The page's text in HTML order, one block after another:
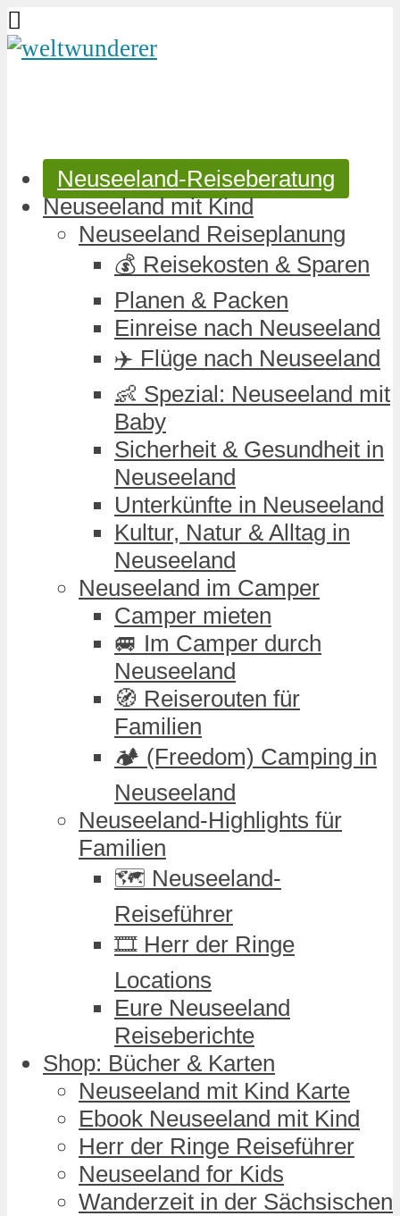
Neuseeland-Reiseberatung
Neuseeland mit Kind
Neuseeland Reiseplanung
💰 Reisekosten & Sparen
Planen & Packen
Einreise nach Neuseeland
✈️ Flüge nach Neuseeland
👶 Spezial: Neuseeland mit
Baby
Sicherheit & Gesundheit in
Neuseeland
Unterkünfte in Neuseeland
Kultur, Natur & Alltag in
Neuseeland
Neuseeland im Camper
Camper mieten
🚐 Im Camper durch
Neuseeland
🧭 Reiserouten für
Familien
🏕️ (Freedom) Camping in
Neuseeland
Neuseeland-Highlights für
Familien
🗺️ Neuseeland-
Reiseführer
🎞️ Herr der Ringe
Locations
Eure Neuseeland
Reiseberichte
Shop: Bücher & Karten
Neuseeland mit Kind Karte
Ebook Neuseeland mit Kind
Herr der Ringe Reiseführer
Neuseeland for Kids
Wanderzeit in der Sächsischen